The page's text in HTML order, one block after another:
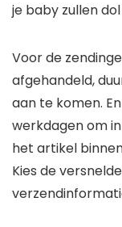
je baby zullen
Voor de
afgehandeld,
aan te komen.
werkdagen om
het artikel
Kies de